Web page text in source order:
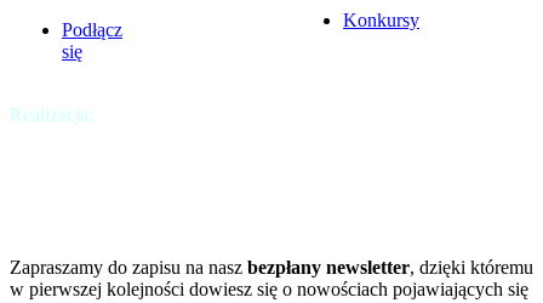
Podłącz
się
Konkursy
Realizacja:
Zapraszamy do zapisu na nasz bezpłany newsletter, dzięki któremu
w pierwszej kolejności dowiesz się o nowościach pojawiających się